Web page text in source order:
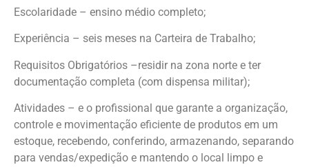
Escolaridade – ensino médio completo;
Experiência – seis meses na Carteira de Trabalho;
Requisitos Obrigatórios –residir na zona norte e ter
documentação completa (com dispensa militar);
Atividades – e o profissional que garante a organização,
controle e movimentação eficiente de produtos em um
estoque, recebendo, conferindo, armazenando, separando
para vendas/expedição e mantendo o local limpo e